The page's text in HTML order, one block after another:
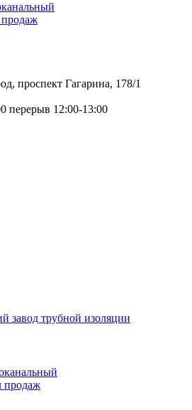
проспект Гагарина, 178/1
перерыв 12:00-13:00
продаж